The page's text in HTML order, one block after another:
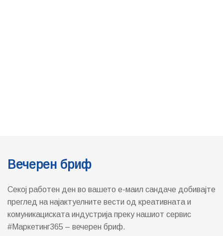
Вечерен бриф
Секој работен ден во вашето е-маил сандаче добивајте
преглед на најактуелните вести од креативната и
комуникациската индустрија преку нашиот сервис
#Маркетинг365 – вечерен бриф.